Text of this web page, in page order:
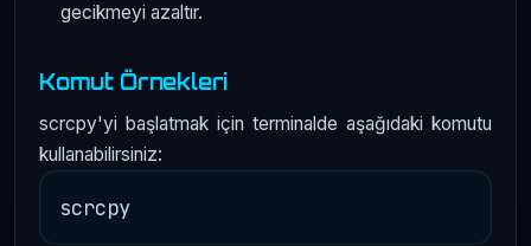
gecikmeyi azaltır.
Komut Örnekleri
scrcpy'yi başlatmak için terminalde aşağıdaki komutu
kullanabilirsiniz: